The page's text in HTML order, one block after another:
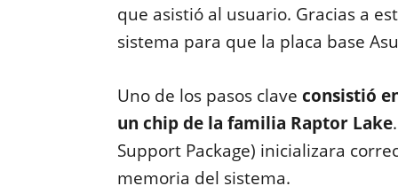
que asistió al usuario. Gracias a
sistema para que la placa base
Uno de los pasos clave consistió
un chip de la familia Raptor Lake
Support Package) inicializara
memoria del sistema.